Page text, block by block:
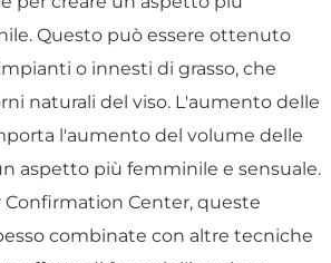
Questo può essere ottenuto
o innesti di grasso, che
naturali del viso. L'aumento delle
l'aumento del volume delle
aspetto più femminile e sensuale.
Confirmation Center, queste
combinate con altre tecniche